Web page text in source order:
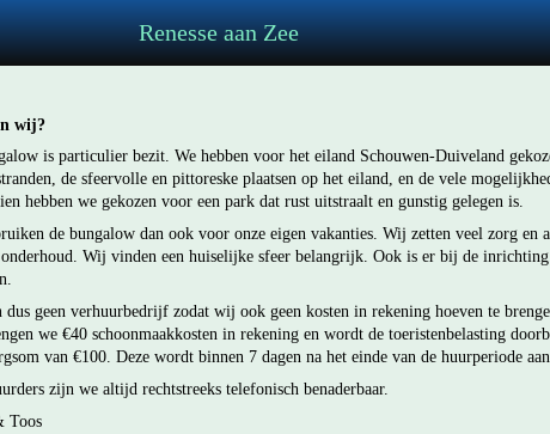
aan Zee
wij?
is particulier bezit. We hebben voor het eiland Schouwen-Duiveland
de sfeervolle en pittoreske plaatsen op het eiland, en de vele
hebben we gekozen voor een park dat rust uitstraalt en gunstig gelegen is.
de bungalow dan ook voor onze eigen vakanties. Wij zetten veel zorg en
Wij vinden een huiselijke sfeer belangrijk. Ook is er bij de
geen verhuurbedrijf zodat wij ook geen kosten in rekening hoeven te
we €40 schoonmaakkosten in rekening en wordt de toeristenbelasting
van €100. Deze wordt binnen 7 dagen na het einde van de huurperiode
zijn we altijd rechtstreeks telefonisch benaderbaar.
Toos